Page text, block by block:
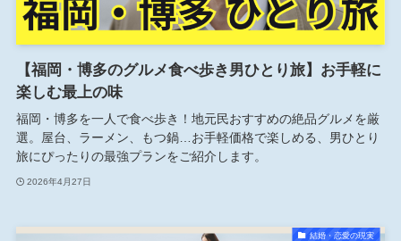
【福岡・博多のグルメ食べ歩き男ひとり旅】お手軽に
楽しむ最上の味
福岡・博多を一人で食べ歩き！地元民おすすめの絶品グルメを厳
選。屋台、ラーメン、もつ鍋…お手軽価格で楽しめる、男ひとり
旅にぴったりの最強プランをご紹介します。
2026年4月27日
結婚・恋愛の現実